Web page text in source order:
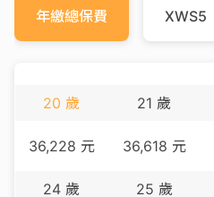
年繳總保費 XWS5
20 歲
36,228 元
21 歲
36,618 元
24 歲 25 歲